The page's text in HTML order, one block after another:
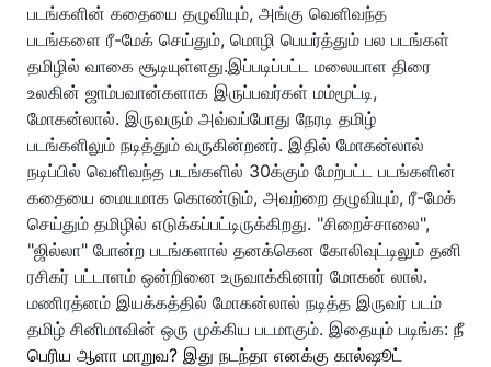
படங்களின் கதையை தழுவியும், அங்கு வெளிவந்த
படங்களை ரீ-மேக் செய்தும், மொழி பெயர்த்தும் பல படங்கள்
தமிழில் வாகை சூடியுள்ளது.இப்படிப்பட்ட மலையாள திரை
உலகின் ஜாம்பவான்களாக இருப்பவர்கள் மம்மூட்டி,
மோகன்லால். இருவரும் அவ்வப்போது நேரடி தமிழ்
படங்களிலும் நடித்தும் வருகின்றனர். இதில் மோகன்லால்
நடிப்பில் வெளிவந்த படங்களில் 30க்கும் மேற்பட்ட படங்களின்
கதையை மையமாக கொண்டும், அவற்றை தழுவியும், ரீ-மேக்
செய்தும் தமிழில் எடுக்கப்பட்டிருக்கிறது. "சிறைச்சாலை",
"ஜில்லா" போன்ற படங்களால் தனக்கென கோலிவுட்டிலும் தனி
ரசிகர் பட்டாளம் ஒன்றினை உருவாக்கினார் மோகன் லால்.
மணிரத்னம் இயக்கத்தில் மோகன்லால் நடித்த இருவர் படம்
தமிழ் சினிமாவின் ஒரு முக்கிய படமாகும். இதையும் படிங்க: நீ
பெரிய ஆளா மாறுவ? இது நடந்தா எனக்கு கால்ஷூட்